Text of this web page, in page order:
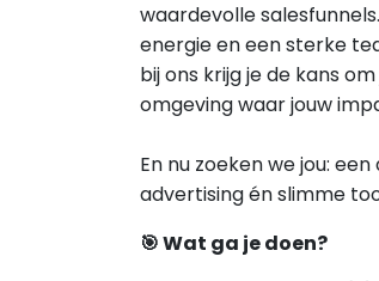
waardevolle
energie en een sterke
bij ons krijg je de kans
omgeving waar jouw
En nu zoeken we jou:
advertising én slimme
🎯 Wat ga je doen?